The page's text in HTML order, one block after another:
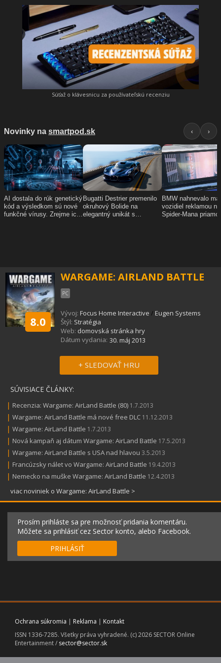
Súťaž o klávesnicu za používateľskú recenziu
8.0
WARGAME: AIRLAND BATTLE
PC
Vývoj: Focus Home Interactive / Eugen Systems
Štýl: Stratégia
Web: domovská stránka hry
Dátum vydania: 30. máj 2013
+ SLEDOVAŤ HRU
SÚVISIACE ČLÁNKY:
| Recenzia: Wargame: AirLand Battle (80) 1.7.2013
| Wargame: AirLand Battle má nové free DLC 11.12.2013
| Wargame: AirLand Battle 1.7.2013
| Nová kampaň aj dátum Wargame: AirLand Battle 17.5.2013
| Wargame: AirLand Battle s USA nad hlavou 3.5.2013
| Francúzsky nálet vo Wargame: AirLand Battle 19.4.2013
| Nemecko na muške Wargame: AirLand Battle 12.4.2013
viac noviniek o Wargame: AirLand Battle >
Prosím prihláste sa pre možnosť pridania komentáru.
Môžete sa prihlásiť cez Sector konto, alebo Facebook.
PRIHLÁSIŤ
Ochrana súkromia | Reklama | Kontakt
ISSN 1336-7285. Všetky práva vyhradené. (c) 2026 SECTOR Online
Entertainment / sector@sector.sk